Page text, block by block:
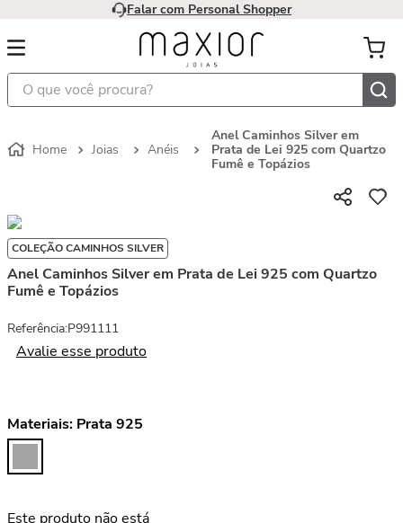
Falar com Personal Shopper
O que você procura?
Joias Anéis
Anel Caminhos Silver em
Prata de Lei 925 com Quartzo
Fumê e Topázios
COLEÇÃO CAMINHOS SILVER
Anel Caminhos Silver em Prata de Lei 925 com Quartzo
Fumê e Topázios
Referência:P991111
Avalie esse produto
Materiais: Prata 925
Este produto não está